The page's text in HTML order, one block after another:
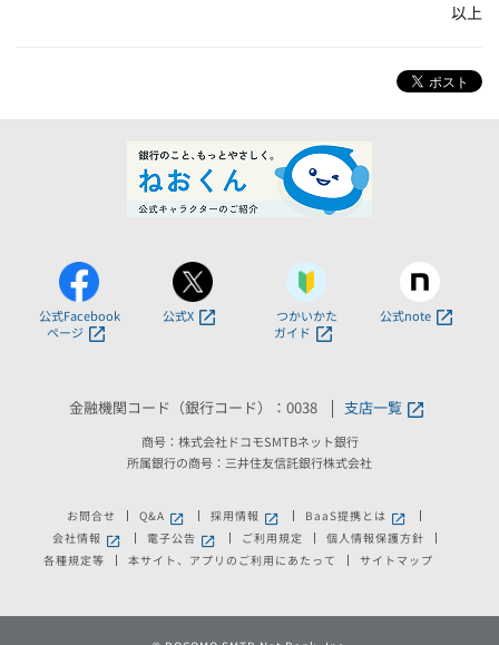
以上
公式Facebook
ページ
公式X
つかいかた
ガイド
公式note
金融機関コード（銀行コード）：0038 支店一覧
商号：株式会社ドコモSMTBネット銀行
所属銀行の商号：三井住友信託銀行株式会社
お問合せ Q&A 新しいウィンドウで開きます。
採用情報 新しいウィンドウで開きます。
BaaS提携とは 新しいウィンドウ
会社情報新しいウィンドウで開きます。
電子公告新しいウィンドウで開きます。
ご利用規定
個人情報保護方針
各種規定等
本サイト、アプリのご利用にあたって サイトマップ